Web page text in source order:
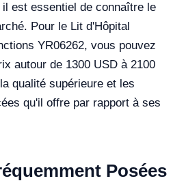
est essentiel de connaître le
Pour le Lit d'Hôpital
YR06262, vous pouvez
autour de 1300 USD à 2100
qualité supérieure et les
qu'il offre par rapport à ses
Posées